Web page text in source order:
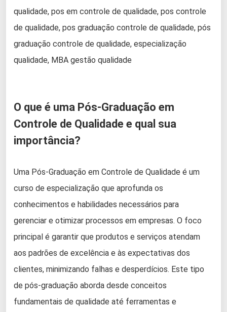
qualidade, pos em controle de qualidade, pos controle
de qualidade, pos graduação controle de qualidade, pós
graduação controle de qualidade, especialização
qualidade, MBA gestão qualidade
O que é uma Pós-Graduação em
Controle de Qualidade e qual sua
importância?
Uma Pós-Graduação em Controle de Qualidade é um
curso de especialização que aprofunda os
conhecimentos e habilidades necessários para
gerenciar e otimizar processos em empresas. O foco
principal é garantir que produtos e serviços atendam
aos padrões de excelência e às expectativas dos
clientes, minimizando falhas e desperdícios. Este tipo
de pós-graduação aborda desde conceitos
fundamentais de qualidade até ferramentas e